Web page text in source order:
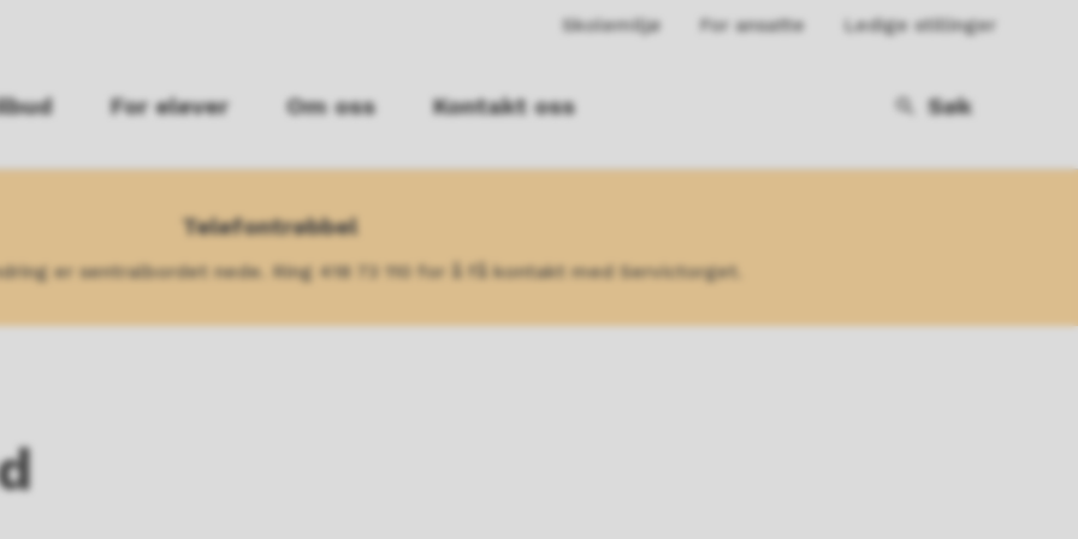
Skolemiljø For ansatte Ledige stillinger
For elever Om oss Kontakt oss Søk
Telefontrøbbel
er sentralbordet nede. Ring 418 73 110 for å få kontakt med Servictorget.